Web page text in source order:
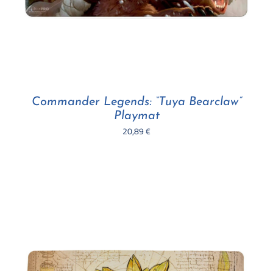
Commander Legends: “Tuya Bearclaw”
Playmat
20,89€